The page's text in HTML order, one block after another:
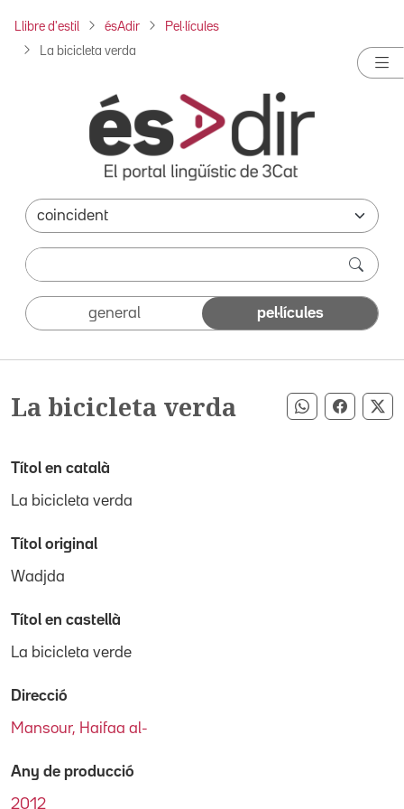
Llibre d'estil ésAdir Pel·lícules
La bicicleta verda
general pel·lícules
La bicicleta verda Compartir
Títol en català
La bicicleta verda
Títol original
Wadjda
Títol en castellà
La bicicleta verde
Direcció
Mansour, Haifaa al-
Any de producció
2012